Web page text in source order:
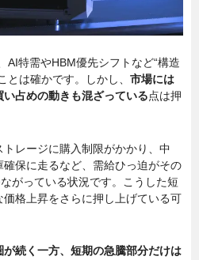
AI特需やHBM優先シフトなど“構造
とは確かです。しかし、 市場には
占めの動きも混ざっている点は押
レージに購入制限がかかり、中
保に走るなど、需給ひっ迫がその
がっている状況です。こうした短
格上昇をさらに押し上げている可
が続く一方、短期の急騰部分だけは